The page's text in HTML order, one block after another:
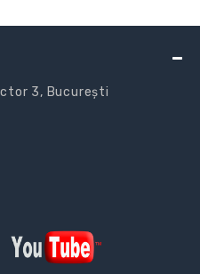
3, București